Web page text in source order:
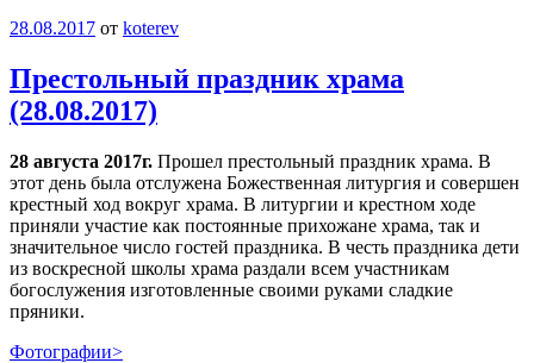
28.08.2017 от koterev
Престольный праздник храма
(28.08.2017)
28 августа 2017г. Прошел престольный праздник храма. В
этот день была отслужена Божественная литургия и совершен
крестный ход вокруг храма. В литургии и крестном ходе
приняли участие как постоянные прихожане храма, так и
значительное число гостей праздника. В честь праздника дети
из воскресной школы храма раздали всем участникам
богослужения изготовленные своими руками сладкие
пряники.
Фотографии>